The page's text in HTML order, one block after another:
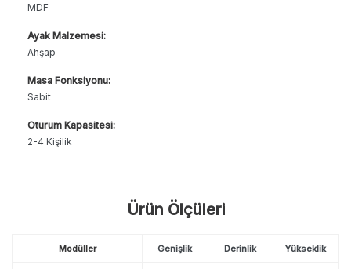
MDF
Ayak Malzemesi:
Ahşap
Masa Fonksiyonu:
Sabit
Oturum Kapasitesi:
2-4 Kişilik
Ürün Ölçüleri
Modüller Genişlik Derinlik Yükseklik